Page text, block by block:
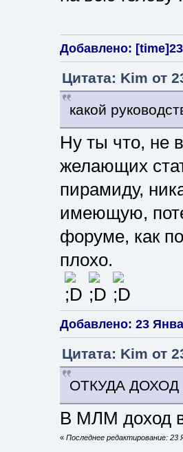
Добавлено:
Цитата: Kim от
какой
Ну ты что, не
желающих
пирамиду,
имеющую,
форуме, как
плохо.
Добавлено: 23
Цитата: Kim от
ОТКУДА ДОХОД
В МЛМ доход
« Последнее редактирование: 23